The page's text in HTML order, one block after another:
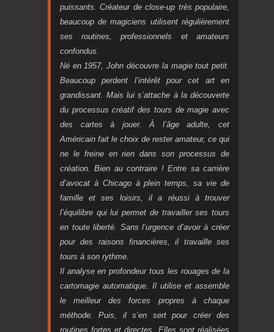
puissants.Créateur de close-up très populaire,
beaucoup de magiciens utilisent régulièrement
ses routines, professionnels et amateurs
confondus.
Né en 1957, John découvre la magie tout petit.
Beaucoup perdent l’intérêt pour cet art en
grandissant. Mais lui s’attache à la découverte
du processus créatif des tours de magie avec
des cartes à jouer. À l’âge adulte, cet
Américain fait le choix de rester amateur, ce qui
ne le freine en rien dans son processus de
création. Bien au contraire ! Entre sa carrière
d’avocat à Chicago à plein temps, sa vie de
famille et ses loisirs, il a réussi à trouver
l’équilibre qui lui permet de travailler ses tours
en toute liberté. Sans l’urgence d’avoir à créer
pour des raisons financières, il travaille ses
tours à son rythme.
Il analyse en profondeur tous les rouages de la
cartomagie automatique. Il utilise et assemble
le meilleur des forces propres à chaque
méthode. Puis, il s’en sert pour créer des
routines fortes et directes. Elles sont réalisées